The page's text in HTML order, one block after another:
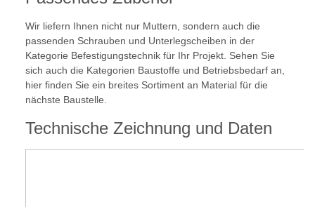
Wir liefern Ihnen nicht nur Muttern, sondern auch die
passenden Schrauben und Unterlegscheiben in der
Kategorie Befestigungstechnik für Ihr Projekt. Sehen Sie
sich auch die Kategorien Baustoffe und Betriebsbedarf an,
hier finden Sie ein breites Sortiment an Material für die
nächste Baustelle.
Technische Zeichnung und Daten